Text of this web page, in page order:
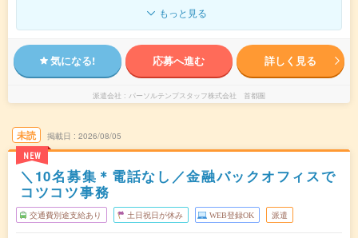
もっと見る
気になる! 応募へ進む 詳しく見る
派遣会社 パーソルテンプスタッフ株式会社 首都圏
未読
NEW
掲載日 2026/08/05
＼10名募集＊電話なし／金融バックオフィスで
コツコツ事務
交通費別途支給あり 土日祝日が休み WEB登録OK 派遣